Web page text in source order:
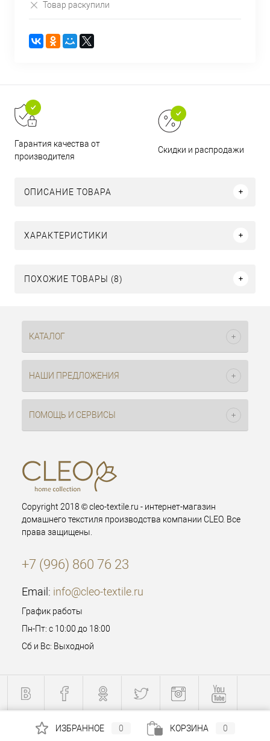
Товар раскупили
Гарантия качества от
производителя
Скидки и распродажи
ОПИСАНИЕ ТОВАРА
ХАРАКТЕРИСТИКИ
ПОХОЖИЕ ТОВАРЫ (8)
КАТАЛОГ
НАШИ ПРЕДЛОЖЕНИЯ
ПОМОЩЬ И СЕРВИСЫ
Copyright 2018 © cleo-textile.ru - интернет-магазин
домашнего текстиля производства компании CLEO. Все
права защищены.
+7 (996) 860 76 23
Email: info@cleo-textile.ru
График работы
Пн-Пт: с 10:00 до 18:00
Сб и Вс: Выходной
ИЗБРАННОЕ 0 КОРЗИНА 0